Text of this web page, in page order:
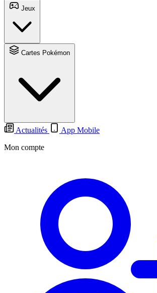
Actualités
App Mobile
Mon compte